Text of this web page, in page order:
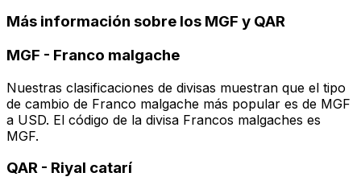
Más información sobre los MGF y QAR
MGF - Franco malgache
Nuestras clasificaciones de divisas muestran que el tipo
de cambio de Franco malgache más popular es de MGF
a USD. El código de la divisa Francos malgaches es
MGF.
QAR - Riyal catarí